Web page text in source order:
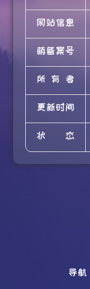
网站信息
萌备案号
所有者
更新时间
状态
导航